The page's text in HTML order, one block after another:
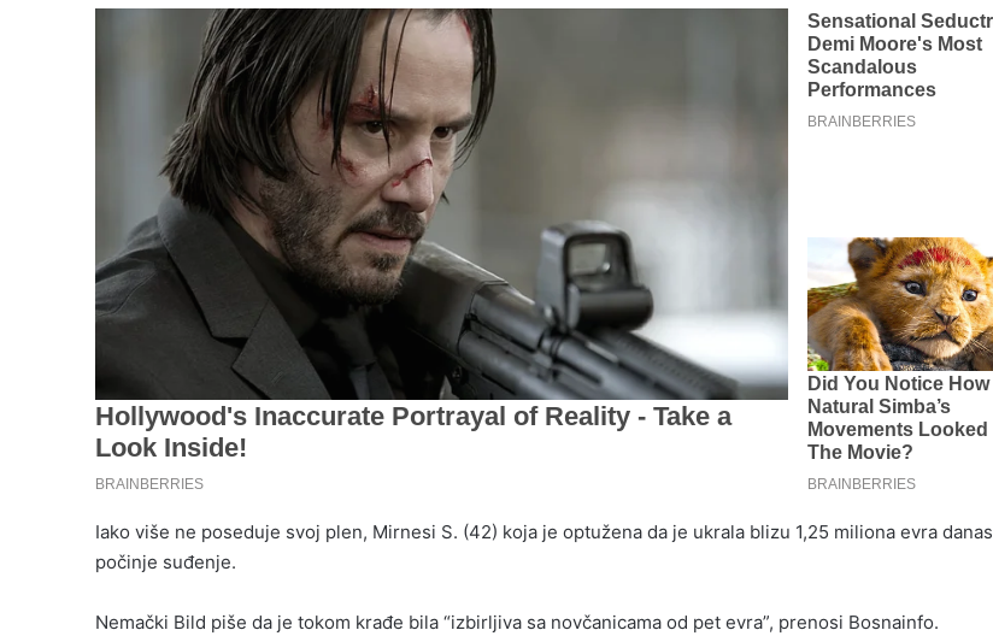
Iako više ne poseduje svoj plen, Mirnesi S. (42) koja je optužena da je ukrala blizu 1,25 miliona evra danas
počinje suđenje.
Nemački Bild piše da je tokom krađe bila “izbirljiva sa novčanicama od pet evra”, prenosi Bosnainfo.